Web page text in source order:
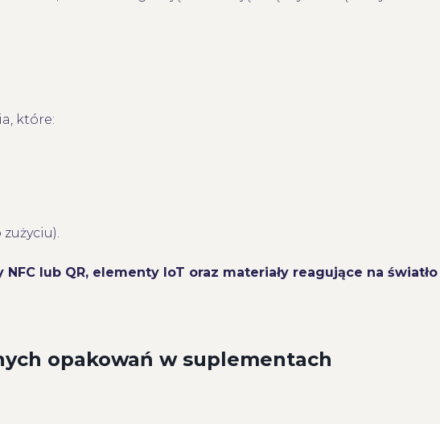
które:
lub QR, elementy IoT oraz materiały reagujące na
opakowań w suplementach